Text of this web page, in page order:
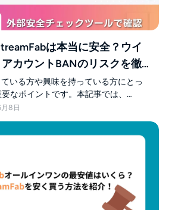
は本当に安全？ウイ
カウントBANのリスクを徹
いる方や興味を持っている方にとっ
なポイントです。本記事では、
全性について詳しく解説します。
8日